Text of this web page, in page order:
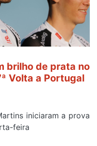
brilho de prata no
Volta a Portugal
iniciaram a prova
feira